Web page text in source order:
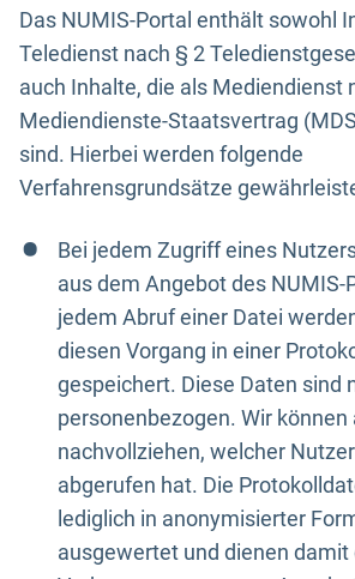
Das NUMIS-Portal enthält sowohl
Teledienst nach § 2
auch Inhalte, die als Mediendienst
Mediendienste-Staatsvertrag
sind. Hierbei werden folgende
Verfahrensgrundsätze
Bei jedem Zugriff eines
aus dem Angebot des NUMIS-
jedem Abruf einer Datei
diesen Vorgang in einer
gespeichert. Diese Daten sind
personenbezogen. Wir können
nachvollziehen, welcher
abgerufen hat. Die
lediglich in anonymisierter
ausgewertet und dienen damit